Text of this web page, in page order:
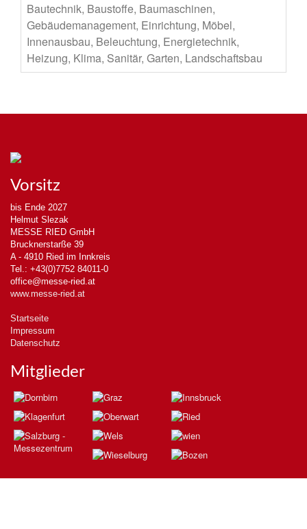
Bautechnik, Baustoffe, Baumaschinen,
Gebäudemanagement, Einrichtung, Möbel,
Innenausbau, Beleuchtung, Energietechnik,
Heizung, Klima, Sanitär, Garten, Landschaftsbau
Vorsitz
bis Ende 2027
Helmut Slezak
MESSE RIED GmbH
Brucknerstarße 39
A - 4910 Ried im Innkreis
Tel.: +43(0)7752 84011-0
office@messe-ried.at
www.messe-ried.at
Startseite
Impressum
Datenschutz
Mitglieder